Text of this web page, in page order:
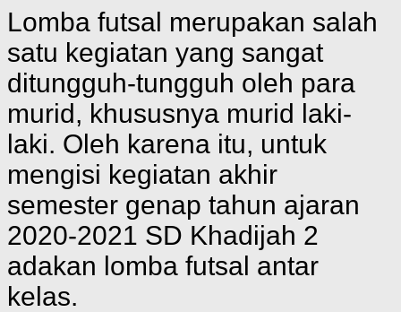
Lomba futsal merupakan salah
satu kegiatan yang sangat
ditungguh-tungguh oleh para
murid, khususnya murid laki-
laki. Oleh karena itu, untuk
mengisi kegiatan akhir
semester genap tahun ajaran
2020-2021 SD Khadijah 2
adakan lomba futsal antar
kelas.